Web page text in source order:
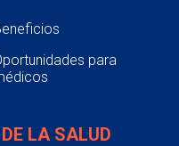
para
LA SALUD